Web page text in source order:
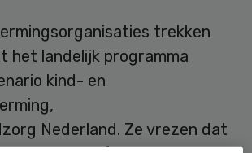
trekken
het landelijk programma
kind- en
Nederland. Ze vrezen dat